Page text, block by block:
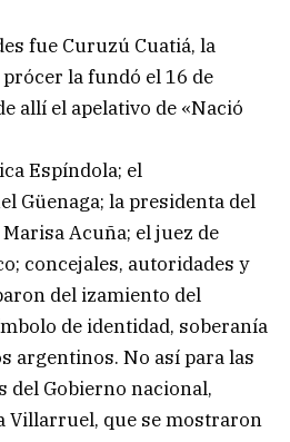
fue Curuzú Cuatiá, la
la fundó el 16 de
allí el apelativo de «Nació
Espíndola; el
Güenaga; la presidenta del
Acuña; el juez de
concejales, autoridades y
del izamiento del
de identidad, soberanía
argentinos. No así para las
del Gobierno nacional,
Villarruel, que se mostraron